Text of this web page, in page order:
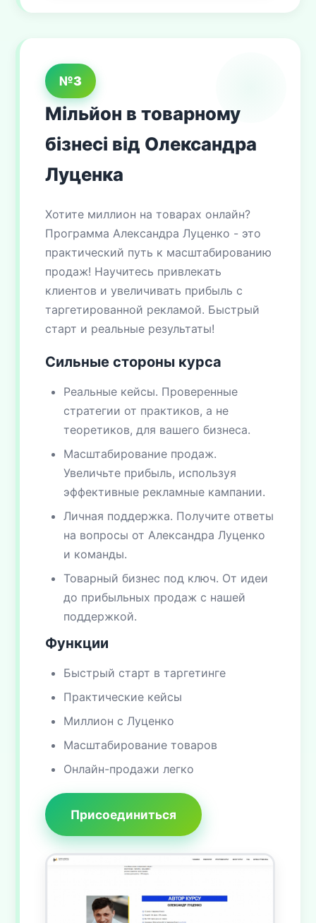
№3
Мільйон в товарному
бізнесі від Олександра
Луценка
Хотите миллион на товарах онлайн?
Программа Александра Луценко - это
практический путь к масштабированию
продаж! Научитесь привлекать
клиентов и увеличивать прибыль с
таргетированной рекламой. Быстрый
старт и реальные результаты!
Сильные стороны курса
Реальные кейсы. Проверенные
стратегии от практиков, а не
теоретиков, для вашего бизнеса.
Масштабирование продаж.
Увеличьте прибыль, используя
эффективные рекламные кампании.
Личная поддержка. Получите ответы
на вопросы от Александра Луценко
и команды.
Товарный бизнес под ключ. От идеи
до прибыльных продаж с нашей
поддержкой.
Функции
Быстрый старт в таргетинге
Практические кейсы
Миллион с Луценко
Масштабирование товаров
Онлайн-продажи легко
Присоединиться